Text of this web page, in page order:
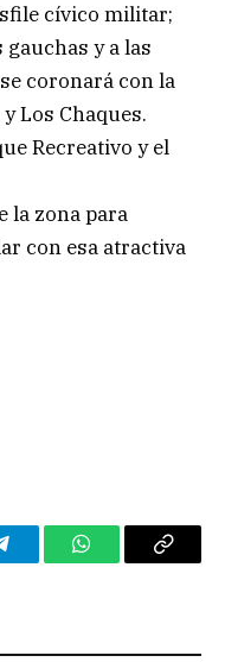
cívico militar;
y a las
coronará con la
Los Chaques.
Recreativo y el
la zona para
con esa atractiva
WhatsAppCopy